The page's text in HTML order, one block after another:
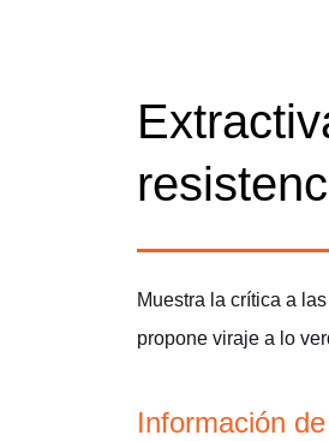
Muestra la crítica a
propone viraje a lo
Información